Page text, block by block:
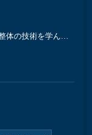
デイサービス勤務の方、整体の技術を学んで業務に活かしませんか？｜名古屋の整体スクール井本接骨院